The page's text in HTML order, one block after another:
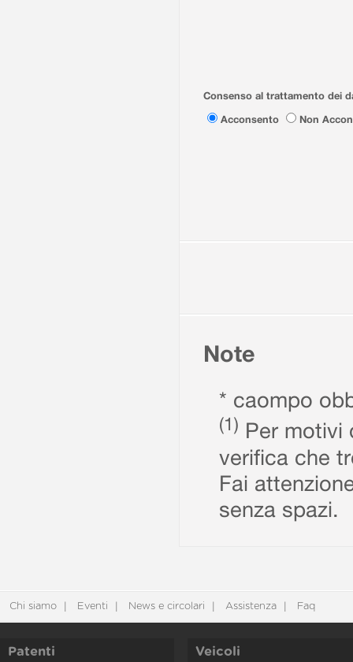
Consenso al trattamento dei
Acconsento
Non
Note
* caompo
(1) Per motivi
verifica che
Fai
senza spazi.
Chi siamo Eventi News e circolari Assistenza Faq
Patenti Veicoli